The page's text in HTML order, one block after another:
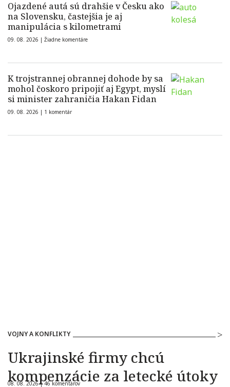
Ojazdené autá sú drahšie v Česku ako
na Slovensku, častejšia je aj
manipulácia s kilometrami
09. 08. 2026 | Žiadne komentáre
K trojstrannej obrannej dohode by sa
mohol čoskoro pripojiť aj Egypt, myslí
si minister zahraničia Hakan Fidan
09. 08. 2026 | 1 komentár
VOJNY A KONFLIKTY
Ukrajinské firmy chcú
kompenzácie za letecké útoky
08. 08. 2026 |46 komentárov